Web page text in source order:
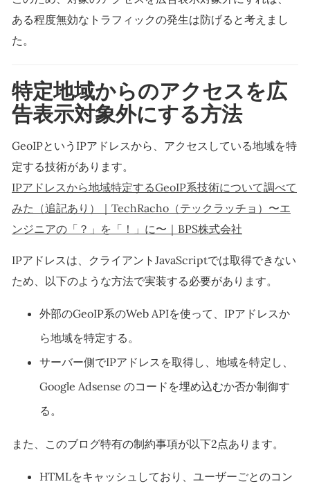
ある程度無効なトラフィックの発生は防げると考えまし
た。
特定地域からのアクセスを広
告表示対象外にする方法
GeoIPというIPアドレスから、アクセスしている地域を特
定する技術があります。
IPアドレスから地域特定するGeoIP系技術について調べて
みた（追記あり）｜TechRacho（テックラッチョ）〜エ
ンジニアの「？」を「！」に〜｜BPS株式会社
IPアドレスは、クライアントJavaScriptでは取得できない
ため、以下のような方法で実装する必要があります。
外部のGeoIP系のWeb APIを使って、IPアドレスか
ら地域を特定する。
サーバー側でIPアドレスを取得し、地域を特定し、
Google Adsense のコードを埋め込むか否か制御す
る。
また、このブログ特有の制約事項が以下2点あります。
HTMLをキャッシュしており、ユーザーごとのコン